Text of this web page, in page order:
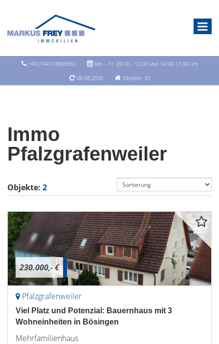
+49 (7441) 8605860
Mo. - Fr. 09.00 - 12.00 und 14.00-17.00 Uhr
06.08.2026
Objekte: 33
Immo
Pfalzgrafenweiler
Objekte: 2
230.000,- €
Pfalzgrafenweiler
Viel Platz und Potenzial: Bauernhaus mit 3
Wohneinheiten in Bösingen
Mehrfamilienhaus